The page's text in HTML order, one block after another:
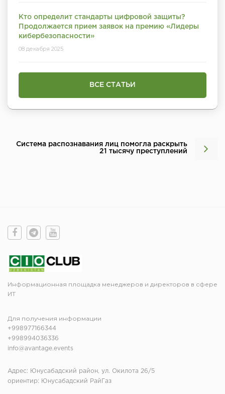
Кто определит стандарты цифровой защиты?
Продолжается прием заявок на премию «Лидеры
кибербезопасности»
08 декабря 2025
ВСЕ СТАТЬИ
Система распознавания лиц помогла раскрыть
21 тысячу преступлений
Информационная площадка менеджеров и директоров в сфере
ИТ
Для получения информации
+998977166344
+998994036336
info@avantage.events
Адрес: Юнусабадский район, ул. Окилота 26/5
ориентир: Юнусабадский РайГаз